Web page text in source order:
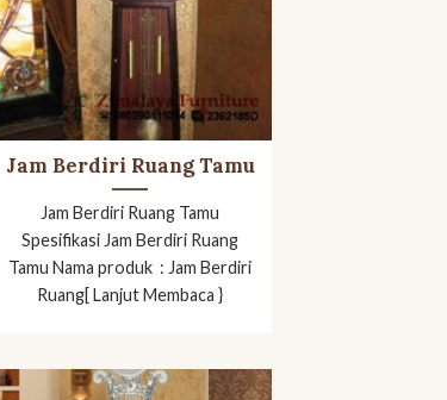
Jam Berdiri Ruang Tamu
Jam Berdiri Ruang Tamu
Spesifikasi Jam Berdiri Ruang
Tamu Nama produk : Jam Berdiri
Ruang[ Lanjut Membaca }